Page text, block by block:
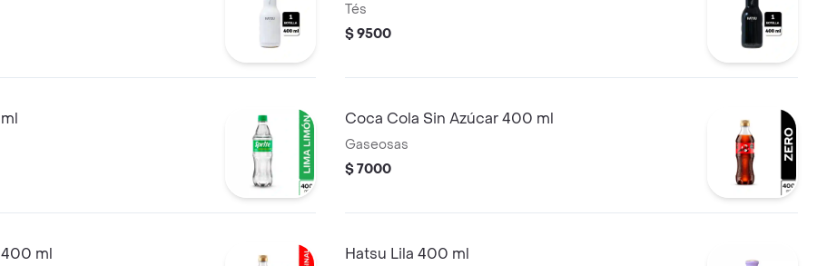
Tés
$ 9500
Coca Cola Sin Azúcar 400 ml
Gaseosas
$ 7000
ml Hatsu Lila 400 ml